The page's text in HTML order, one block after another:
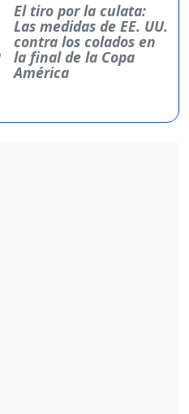
El tiro por la culata:
Las medidas de EE. UU.
contra los colados en
la final de la Copa
América